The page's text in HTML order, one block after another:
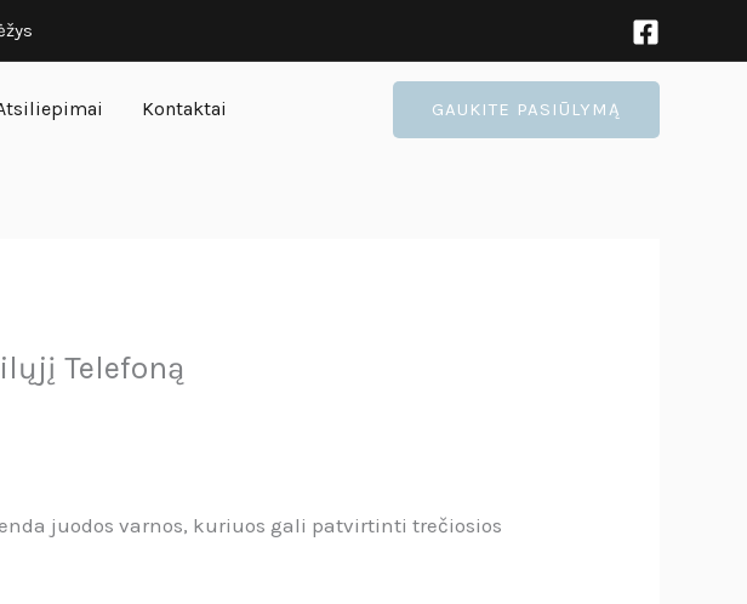
Kontaktai GAUKITE PASIŪLYMĄ
Telefoną
juodos varnos, kuriuos gali patvirtinti trečiosios